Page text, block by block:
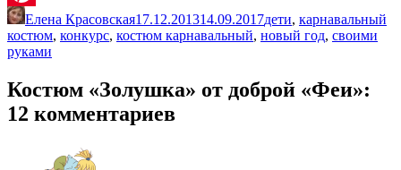
Pinterest
Елена Красовская17.12.201314.09.2017дети, карнавальный
костюм, конкурс, костюм карнавальный, новый год, своими
руками
Костюм «Золушка» от доброй «Феи»:
12 комментариев